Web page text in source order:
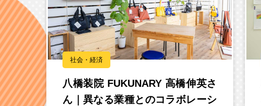
社会・経済
八橋装院 FUKUNARY 高橋伸英さ
ん｜異なる業種とのコラボレーシ